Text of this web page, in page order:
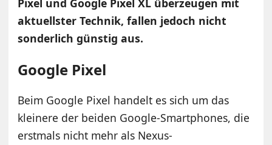
Pixel und Google Pixel XL überzeugen mit
aktuellster Technik, fallen jedoch nicht
sonderlich günstig aus.
Google Pixel
Beim Google Pixel handelt es sich um das
kleinere der beiden Google-Smartphones, die
erstmals nicht mehr als Nexus-